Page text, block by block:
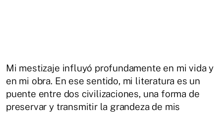
Mi mestizaje influyó profundamente en mi vida y
en mi obra. En ese sentido, mi literatura es un
puente entre dos civilizaciones, una forma de
preservar y transmitir la grandeza de mis